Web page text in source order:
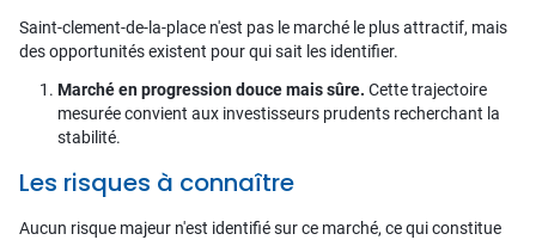
Saint-clement-de-la-place n'est pas le marché le plus attractif, mais
des opportunités existent pour qui sait les identifier.
Marché en progression douce mais sûre. Cette trajectoire
mesurée convient aux investisseurs prudents recherchant la
stabilité.
Les risques à connaître
Aucun risque majeur n'est identifié sur ce marché, ce qui constitue